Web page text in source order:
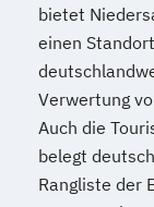
bietet
einen
Verwertung
Auch die
belegt
Rangliste der